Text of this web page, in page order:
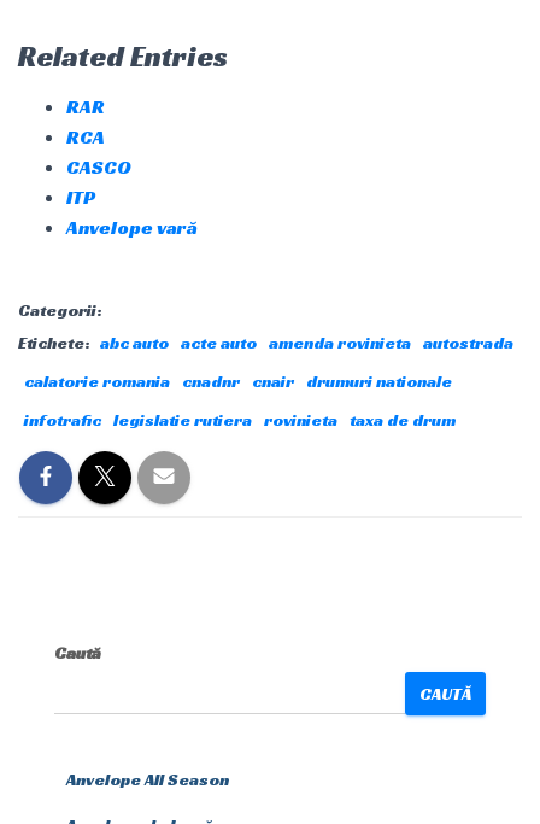
Related Entries
RAR
RCA
CASCO
ITP
Anvelope vară
Categorii:
Etichete: abc auto acte auto amenda rovinieta autostrada
calatorie romania
cnadnr cnair
drumuri nationale
infotrafic legislatie rutiera rovinieta taxa de drum
Caută
CAUTĂ
Anvelope All Season